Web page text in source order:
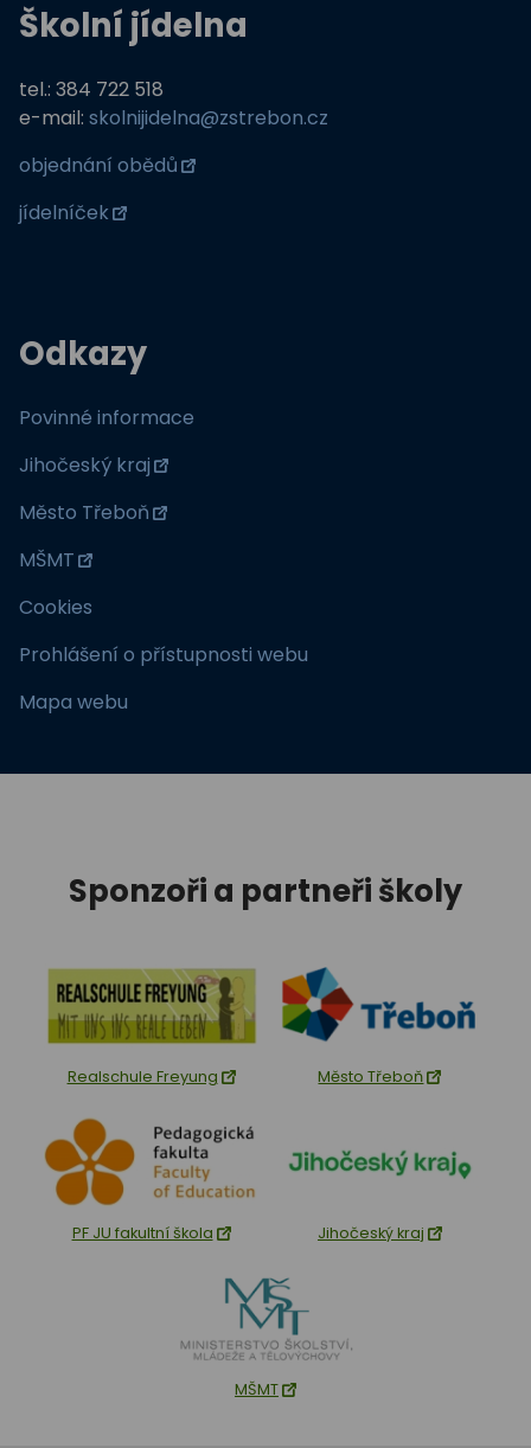
Školní jídelna
tel.: 384 722 518
e-mail: skolnijidelna@zstrebon.cz
objednání obědů
jídelníček
Odkazy
Povinné informace
Jihočeský kraj
Město Třeboň
MŠMT
Cookies
Prohlášení o přístupnosti webu
Mapa webu
Sponzoři a partneři školy
Realschule Freyung Město Třeboň
PF JU fakultní škola Jihočeský kraj
MŠMT